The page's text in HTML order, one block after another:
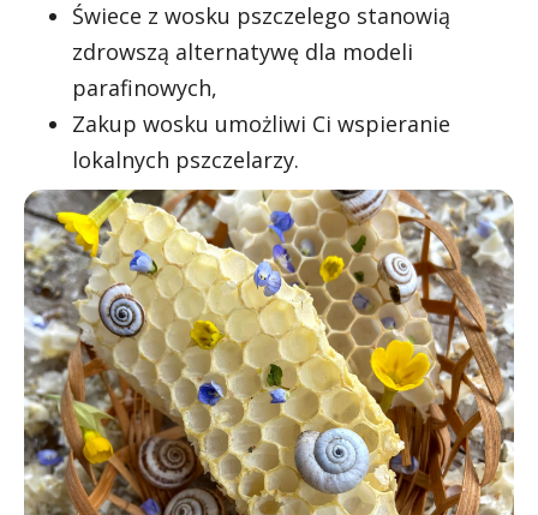
Świece z wosku pszczelego stanowią
zdrowszą alternatywę dla modeli
parafinowych,
Zakup wosku umożliwi Ci wspieranie
lokalnych pszczelarzy.